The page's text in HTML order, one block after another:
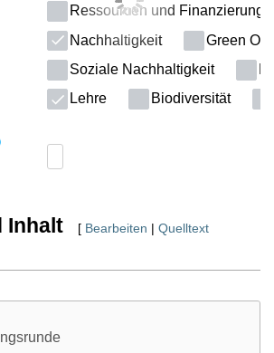
Ressourcen und Finanzierung
Nachhaltigkeit
Green
Soziale Nachhaltigkeit
Lehre
Biodiversität
Inhalt [ Bearbeiten | Quelltext